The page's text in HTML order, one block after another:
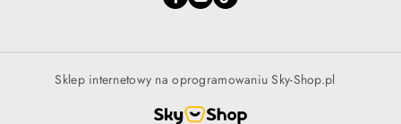
Sklep internetowy na oprogramowaniu Sky-Shop.pl